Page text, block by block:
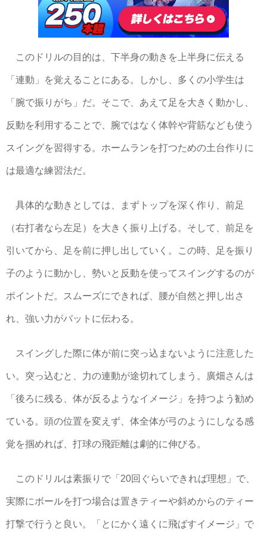
このドリルの目的は、下半身の動きを上半身に伝える
「連動」を覚えることにある。しかし、多くの小学生は
「腕で振りがち」だ。そこで、あえて足を大きく動かし、
反動を利用することで、腕ではなく体幹や背筋なども使う
スイングを習得する。ホームランを打つための土台作りに
は最適な練習法だ。
具体的な動きとしては、まずトップを深く作り、前足
（右打者なら左足）を大きく振り上げる。そして、前足を
引いてから、足を前に押し出していく。この時、足を振り
子のように動かし、勢いと反動を使ってスイングするのが
ポイントだ。スムーズにできれば、腰が自然と押し出さ
れ、強い力がバットに伝わる。
スイングした際に体が前に突っ込まないように注意した
い。突っ込むと、力の連動が途切れてしまう。廣畑さんは
「後ろに残る、体が反るようなイメージ」を持つよう勧め
ている。頭の位置を変えず、体全体が弓のようにしなる感
覚を掴めれば、打球の飛距離は劇的に伸びる。
このドリルは素振りで「20回ぐらいできれば理想」で、
実際にボールを打つ場合は置きティーや斜めからのティー
打撃で行うと良い。「とにかく遠くに飛ばすイメージ」で